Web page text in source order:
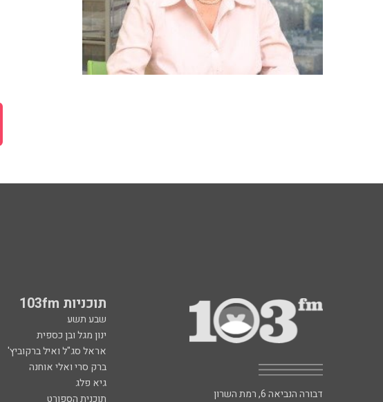
תוכניות 103fm
שבע תשע
ינון מגל ובן כספית
אראל סג"ל ואיל ברקוביץ'
ברק סרי ואלי אוחנה
גיא פלג
דבורה הנביאה 6, רמת השרון